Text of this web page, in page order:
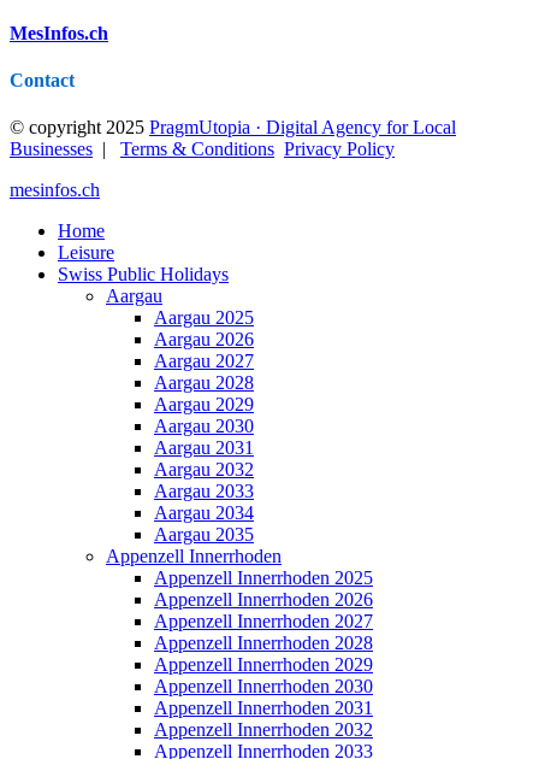
MesInfos.ch
Contact
© copyright 2025 PragmUtopia · Digital Agency for Local
Businesses | Terms & Conditions Privacy Policy
mesinfos.ch
Home
Leisure
Swiss Public Holidays
Aargau
Aargau 2025
Aargau 2026
Aargau 2027
Aargau 2028
Aargau 2029
Aargau 2030
Aargau 2031
Aargau 2032
Aargau 2033
Aargau 2034
Aargau 2035
Appenzell Innerrhoden
Appenzell Innerrhoden 2025
Appenzell Innerrhoden 2026
Appenzell Innerrhoden 2027
Appenzell Innerrhoden 2028
Appenzell Innerrhoden 2029
Appenzell Innerrhoden 2030
Appenzell Innerrhoden 2031
Appenzell Innerrhoden 2032
Appenzell Innerrhoden 2033